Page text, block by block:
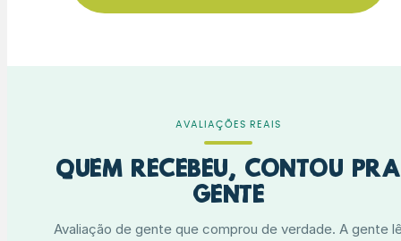
AVALIAÇÕES REAIS
Quem recebeu, contou pra
gente
Avaliação de gente que comprou de verdade. A gente